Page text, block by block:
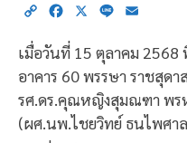
Copy Facebook
X Line
เมื่อวันที่ 15 ตุลาคม
อาคาร 60 พรรษา ราชสุด
รศ.ดร.คุณหญิงสุมณฑา พร
(ผศ.นพ.ไชยวิทย์ ธนไพศา